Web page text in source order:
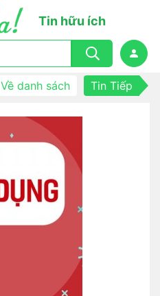
Tin hữu ích
Về danh sách Tin Tiếp